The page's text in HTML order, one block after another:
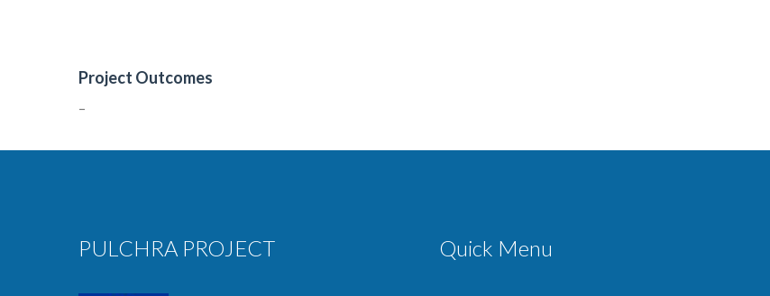
Project Outcomes
–
PULCHRA PROJECT Quick Menu